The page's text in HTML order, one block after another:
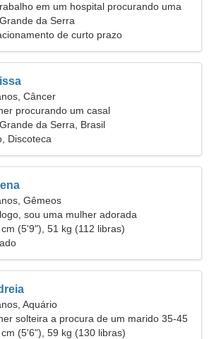
em um hospital procurando uma
legalda Serra
de curto prazo
Câncer
procurando um casal
da Serra, Brasil
Discoteca
Gêmeos
sou uma mulher adorada
(5'9"), 51 kg (112 libras)
Aquário
solteira a procura de um marido 35-45
(5'6"), 59 kg (130 libras)